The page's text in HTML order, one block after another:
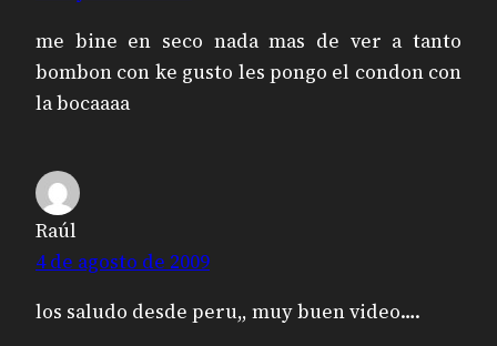
me bine en seco nada mas de ver a tanto
bombon con ke gusto les pongo el condon con
la bocaaaa
Raúl
4 de agosto de 2009
los saludo desde peru,, muy buen video….